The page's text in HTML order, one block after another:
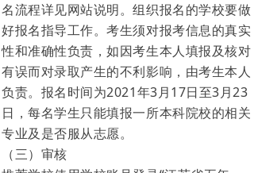
名流程详见网站说明。组织报名的学校要做
好报名指导工作。考生须对报考信息的真实
性和准确性负责，如因考生本人填报及核对
有误而对录取产生的不利影响，由考生本人
负责。报名时间为2021年3月17日至3月23
日，每名学生只能填报一所本科院校的相关
专业及是否服从志愿。
（三）审核